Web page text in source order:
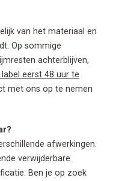
van het materiaal en
Op sommige
achterblijven,
eerst 48 uur te
met ons op te nemen
afwerkingen.
verwijderbare
Ben je op zoek